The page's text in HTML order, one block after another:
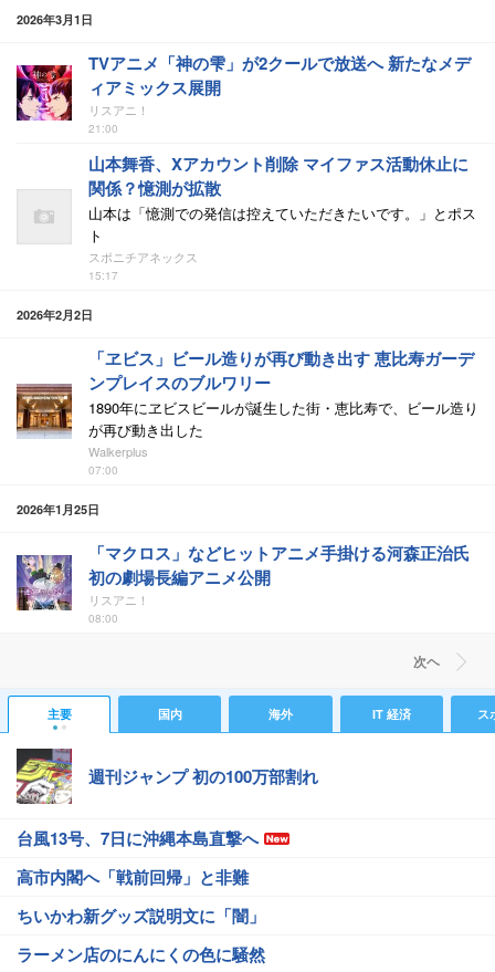
2026年3月1日
TVアニメ「神の雫」が2クールで放送へ 新たなメデ
ィアミックス展開
リスアニ！
21:00
山本舞香、Xアカウント削除 マイファス活動休止に
関係？憶測が拡散
山本は「憶測での発信は控えていただきたいです。」とポス
ト
スポニチアネックス
15:17
2026年2月2日
「ヱビス」ビール造りが再び動き出す 恵比寿ガーデ
ンプレイスのブルワリー
1890年にヱビスビールが誕生した街・恵比寿で、ビール造り
が再び動き出した
Walkerplus
07:00
2026年1月25日
「マクロス」などヒットアニメ手掛ける河森正治氏
初の劇場長編アニメ公開
リスアニ！
08:00
次ヘ
主要 国内 海外 IT 経済 ス
週刊ジャンプ 初の100万部割れ
台風13号、7日に沖縄本島直撃へ
高市内閣へ「戦前回帰」と非難
ちいかわ新グッズ説明文に「闇」
ラーメン店のにんにくの色に騒然